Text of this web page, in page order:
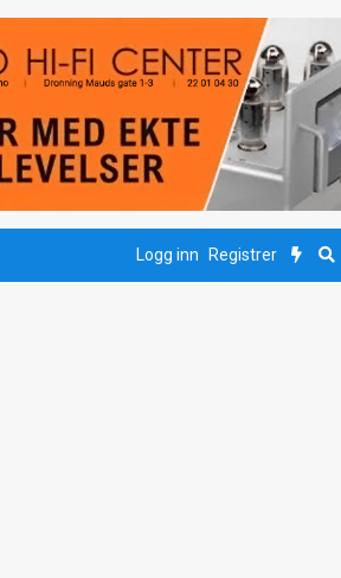
Logg inn Registrer